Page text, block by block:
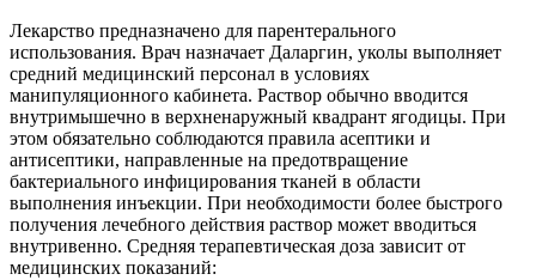
Лекарство предназначено для парентерального
использования. Врач назначает Даларгин, уколы выполняет
средний медицинский персонал в условиях
манипуляционного кабинета. Раствор обычно вводится
внутримышечно в верхненаружный квадрант ягодицы. При
этом обязательно соблюдаются правила асептики и
антисептики, направленные на предотвращение
бактериального инфицирования тканей в области
выполнения инъекции. При необходимости более быстрого
получения лечебного действия раствор может вводиться
внутривенно. Средняя терапевтическая доза зависит от
медицинских показаний: